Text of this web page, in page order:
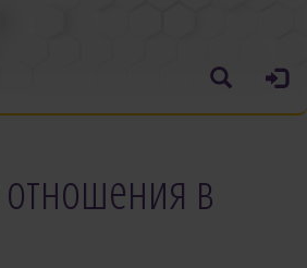
в